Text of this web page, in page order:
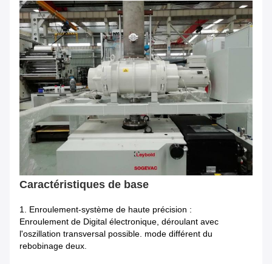
Caractéristiques de base
1. Enroulement-système de haute précision :
Enroulement de Digital électronique, déroulant avec
l'oszillation transversal possible. mode différent du
rebobinage deux.